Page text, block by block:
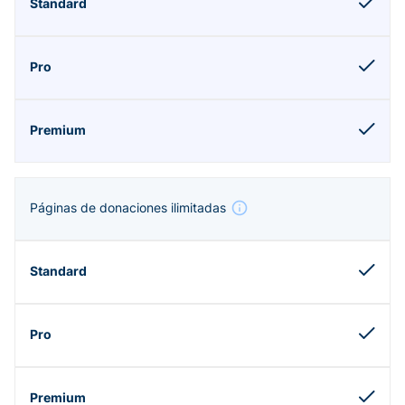
Páginas de donaciones ilimitadas